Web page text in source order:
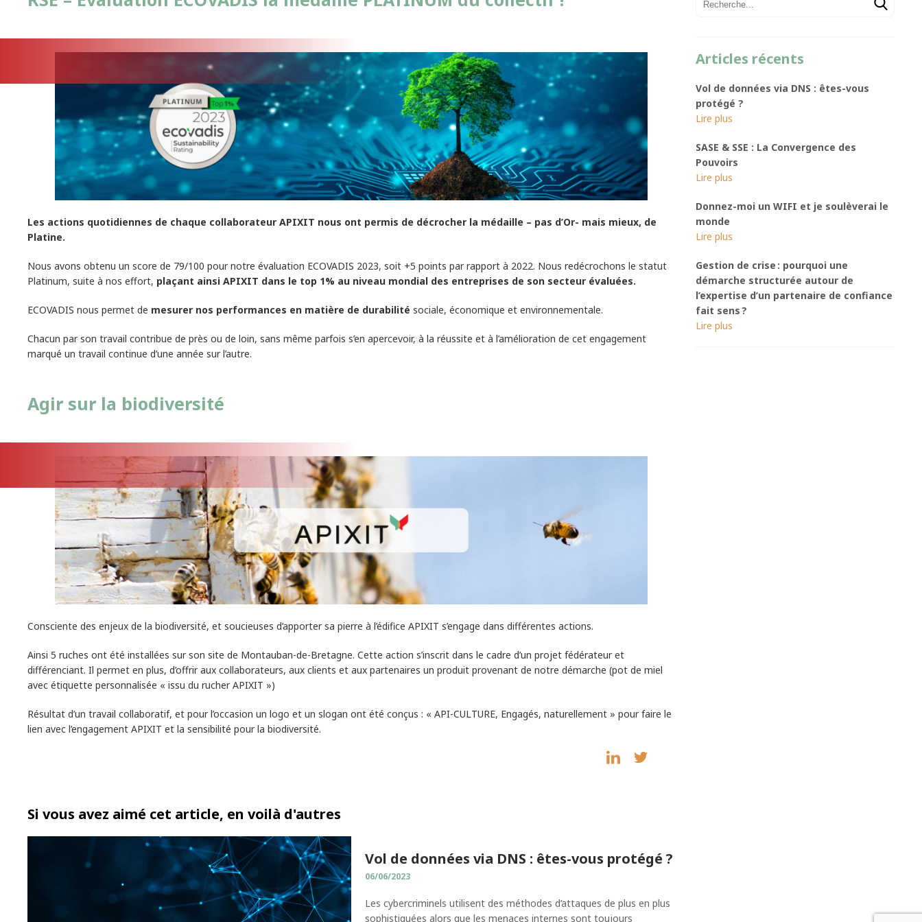
Les actions quotidiennes de chaque collaborateur APIXIT nous ont permis de décrocher la médaille – pas d’Or- mais mieux, de
Platine.
Nous avons obtenu un score de 79/100 pour notre évaluation ECOVADIS 2023, soit +5 points par rapport à 2022. Nous redécrochons le statut
Platinum, suite à nos effort, plaçant ainsi APIXIT dans le top 1% au niveau mondial des entreprises de son secteur évaluées.
ECOVADIS nous permet de mesurer nos performances en matière de durabilité sociale, économique et environnementale.
Chacun par son travail contribue de près ou de loin, sans même parfois s’en apercevoir, à la réussite et à l’amélioration de cet engagement
marqué un travail continue d’une année sur l’autre.
Agir sur la biodiversité
Consciente des enjeux de la biodiversité, et soucieuses d’apporter sa pierre à l’édifice APIXIT s’engage dans différentes actions.
Ainsi 5 ruches ont été installées sur son site de Montauban-de-Bretagne. Cette action s’inscrit dans le cadre d’un projet fédérateur et
différenciant. Il permet en plus, d’offrir aux collaborateurs, aux clients et aux partenaires un produit provenant de notre démarche (pot de miel
avec étiquette personnalisée « issu du rucher APIXIT »)
Résultat d’un travail collaboratif, et pour l’occasion un logo et un slogan ont été conçus : « API-CULTURE, Engagés, naturellement » pour faire le
lien avec l’engagement APIXIT et la sensibilité pour la biodiversité.
Si vous avez aimé cet article, en voilà d'autres
Vol de données via DNS : êtes-vous protégé ?
06/06/2023
Les cybercriminels utilisent des méthodes d’attaques de plus en plus
sophistiquées alors que les menaces internes sont toujours
Articles récents
Vol de données via DNS : êtes-vous
protégé ?
SASE & SSE : La Convergence des
Pouvoirs
Donnez-moi un WIFI et je soulèverai le
monde
Gestion de crise : pourquoi une
démarche structurée autour de
l’expertise d’un partenaire de confiance
fait sens ?